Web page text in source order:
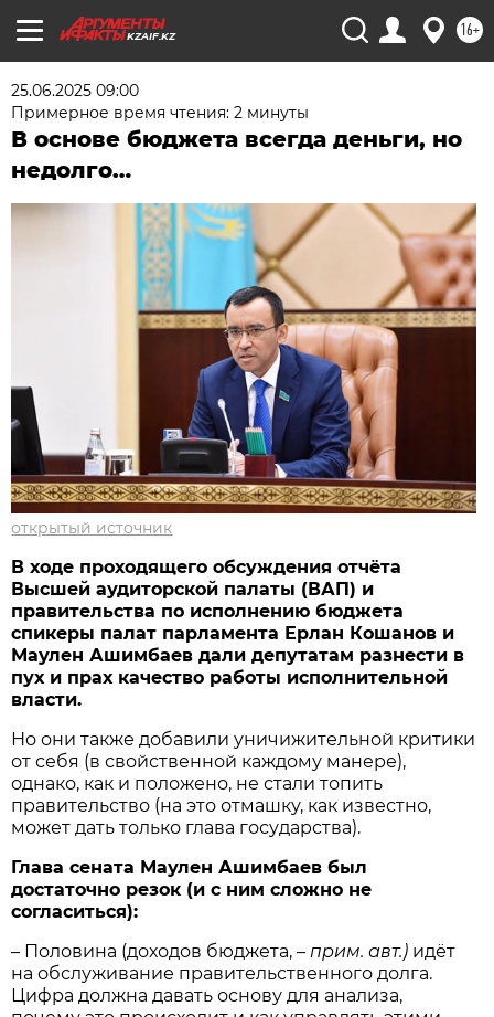
KZAIF.KZ 16+
25.06.2025 09:00
Примерное время чтения: 2 минуты
В основе бюджета всегда деньги, но
недолго…
открытый источник
В ходе проходящего обсуждения отчёта
Высшей аудиторской палаты (ВАП) и
правительства по исполнению бюджета
спикеры палат парламента Ерлан Кошанов и
Маулен Ашимбаев дали депутатам разнести в
пух и прах качество работы исполнительной
власти.
Но они также добавили уничижительной критики
от себя (в свойственной каждому манере),
однако, как и положено, не стали топить
правительство (на это отмашку, как известно,
может дать только глава государства).
Глава сената Маулен Ашимбаев был
достаточно резок (и с ним сложно не
согласиться):
– Половина (доходов бюджета, –прим. авт.) идёт
на обслуживание правительственного долга.
Цифра должна давать основу для анализа,